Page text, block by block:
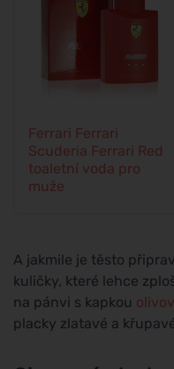
Ferrari Ferrari
Scuderia Ferrari Red
toaletní voda pro
muže
A jakmile je těsto
kuličky, které lehce
na pánvi s kapkou
placky zlatavé a